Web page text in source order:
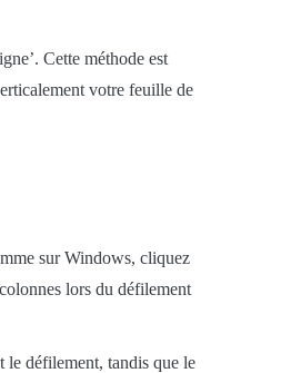
Cette méthode est
votre feuille de
sur Windows, cliquez
lors du défilement
le défilement, tandis que le